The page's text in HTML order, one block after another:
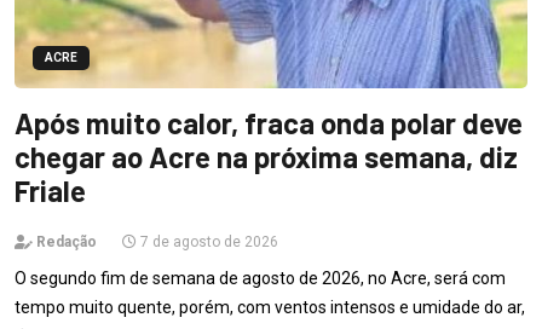
ACRE
Após muito calor, fraca onda polar deve
chegar ao Acre na próxima semana, diz
Friale
Redação 7 de agosto de 2026
O segundo fim de semana de agosto de 2026, no Acre, será com
tempo muito quente, porém, com ventos intensos e umidade do ar,